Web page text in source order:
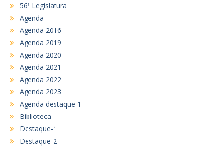
56ª Legislatura
Agenda
Agenda 2016
Agenda 2019
Agenda 2020
Agenda 2021
Agenda 2022
Agenda 2023
Agenda destaque 1
Biblioteca
Destaque-1
Destaque-2